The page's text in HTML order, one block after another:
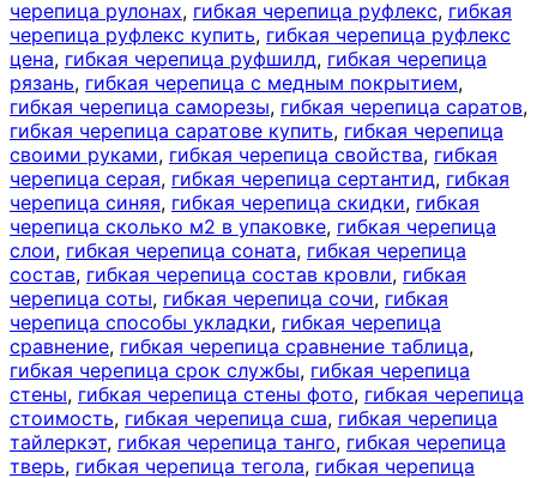
черепица рулонах, гибкая черепица руфлекс, гибкая
черепица руфлекс купить, гибкая черепица руфлекс
цена, гибкая черепица руфшилд, гибкая черепица
рязань, гибкая черепица с медным покрытием,
гибкая черепица саморезы, гибкая черепица саратов,
гибкая черепица саратове купить, гибкая черепица
своими руками, гибкая черепица свойства, гибкая
черепица серая, гибкая черепица сертантид, гибкая
черепица синяя, гибкая черепица скидки, гибкая
черепица сколько м2 в упаковке, гибкая черепица
слои, гибкая черепица соната, гибкая черепица
состав, гибкая черепица состав кровли, гибкая
черепица соты, гибкая черепица сочи, гибкая
черепица способы укладки, гибкая черепица
сравнение, гибкая черепица сравнение таблица,
гибкая черепица срок службы, гибкая черепица
стены, гибкая черепица стены фото, гибкая черепица
стоимость, гибкая черепица сша, гибкая черепица
тайлеркэт, гибкая черепица танго, гибкая черепица
тверь, гибкая черепица тегола, гибкая черепица